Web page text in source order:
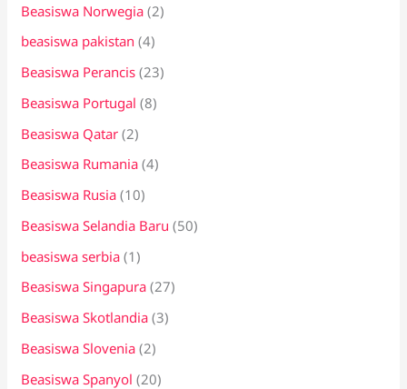
Beasiswa Norwegia (2)
beasiswa pakistan (4)
Beasiswa Perancis (23)
Beasiswa Portugal (8)
Beasiswa Qatar (2)
Beasiswa Rumania (4)
Beasiswa Rusia (10)
Beasiswa Selandia Baru (50)
beasiswa serbia (1)
Beasiswa Singapura (27)
Beasiswa Skotlandia (3)
Beasiswa Slovenia (2)
Beasiswa Spanyol (20)